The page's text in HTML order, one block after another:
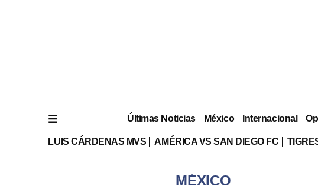
Últimas Noticias México Internacional
LUIS CÁRDENAS MVS AMÉRICA VS SAN DIEGO FC
MÉXICO